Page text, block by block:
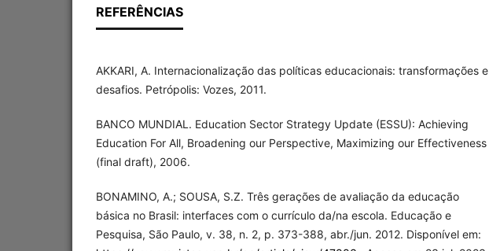
REFERÊNCIAS
AKKARI, A. Internacionalização das políticas educacionais: transformações e
desafios. Petrópolis: Vozes, 2011.
BANCO MUNDIAL. Education Sector Strategy Update (ESSU): Achieving
Education For All, Broadening our Perspective, Maximizing our Effectiveness
(final draft), 2006.
BONAMINO, A.; SOUSA, S.Z. Três gerações de avaliação da educação
básica no Brasil: interfaces com o currículo da/na escola. Educação e
Pesquisa, São Paulo, v. 38, n. 2, p. 373-388, abr./jun. 2012. Disponível em: